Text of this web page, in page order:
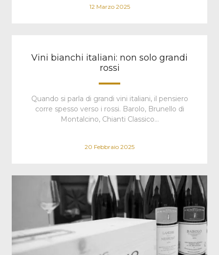
12 Marzo 2025
Vini bianchi italiani: non solo grandi
rossi
Quando si parla di grandi vini italiani, il pensiero
corre spesso verso i rossi. Barolo, Brunello di
Montalcino, Chianti Classico…
20 Febbraio 2025